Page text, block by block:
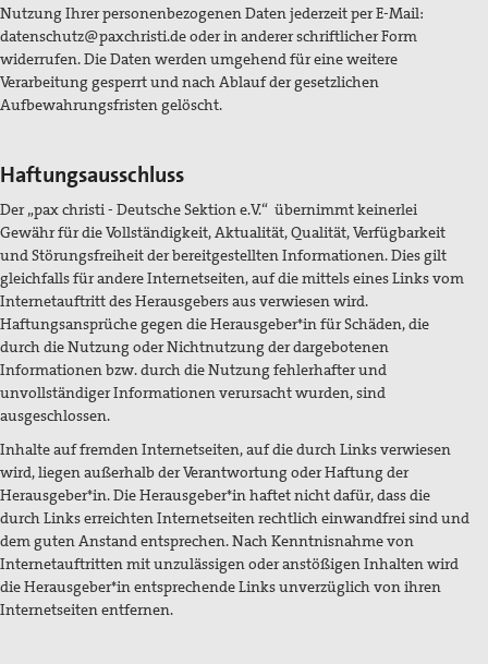
Nutzung Ihrer personenbezogenen Daten jederzeit per E-Mail:
datenschutz@paxchristi.de oder in anderer schriftlicher Form
widerrufen. Die Daten werden umgehend für eine weitere
Verarbeitung gesperrt und nach Ablauf der gesetzlichen
Aufbewahrungsfristen gelöscht.
Haftungsausschluss
Der „pax christi - Deutsche Sektion e.V.“ übernimmt keinerlei
Gewähr für die Vollständigkeit, Aktualität, Qualität, Verfügbarkeit
und Störungsfreiheit der bereitgestellten Informationen. Dies gilt
gleichfalls für andere Internetseiten, auf die mittels eines Links vom
Internetauftritt des Herausgebers aus verwiesen wird.
Haftungsansprüche gegen die Herausgeber*in für Schäden, die
durch die Nutzung oder Nichtnutzung der dargebotenen
Informationen bzw. durch die Nutzung fehlerhafter und
unvollständiger Informationen verursacht wurden, sind
ausgeschlossen.
Inhalte auf fremden Internetseiten, auf die durch Links verwiesen
wird, liegen außerhalb der Verantwortung oder Haftung der
Herausgeber*in. Die Herausgeber*in haftet nicht dafür, dass die
durch Links erreichten Internetseiten rechtlich einwandfrei sind und
dem guten Anstand entsprechen. Nach Kenntnisnahme von
Internetauftritten mit unzulässigen oder anstößigen Inhalten wird
die Herausgeber*in entsprechende Links unverzüglich von ihren
Internetseiten entfernen.